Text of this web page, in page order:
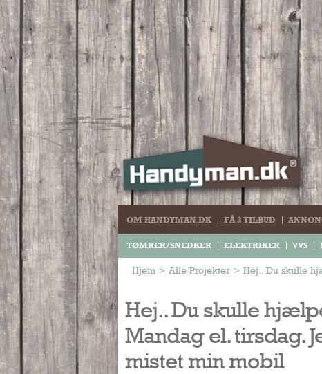
OM HANDYMAN.DK FÅ 3 TILBUD
TØMRER/SNEDKER ELEKTRIKER VVS
Hjem > Alle Projekter > Hej.. Du skulle
Hej.. Du skulle
Mandag el. tirsdag.
mistet min mobil